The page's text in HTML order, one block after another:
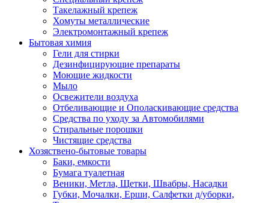
Такелажный крепеж
Хомуты металлические
Электромонтажный крепеж
Бытовая химия
Гели для стирки
Дезинфицирующие препараты
Моющие жидкости
Мыло
Освежители воздуха
Отбеливающие и Ополаскивающие средства
Средства по уходу за Автомобилями
Стиральные порошки
Чистящие средства
Хозяствено-бытовые товары
Баки, емкости
Бумага туалетная
Веники, Метла, Щетки, Швабры, Насадки
Губки, Мочалки, Ерши, Салфетки д/уборки,